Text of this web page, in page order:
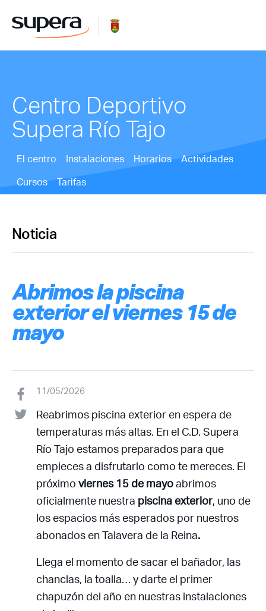
Centro Deportivo
Supera Río Tajo
El centro Instalaciones Horarios
Actividades
Cursos
Tarifas
Noticia
Abrimos la piscina
exterior el viernes 15 de
mayo
11/05/2026
Reabrimos piscina exterior en espera de
temperaturas más altas. En el C.D. Supera
Río Tajo estamos preparados para que
empieces a disfrutarlo como te mereces. El
próximo viernes 15 de mayoabrimos
oficialmente nuestra piscina exterior, uno de
los espacios más esperados por nuestros
abonados en Talavera de la Reina.
Llega el momento de sacar el bañador, las
chanclas, la toalla… y darte el primer
chapuzón del año en nuestras instalaciones